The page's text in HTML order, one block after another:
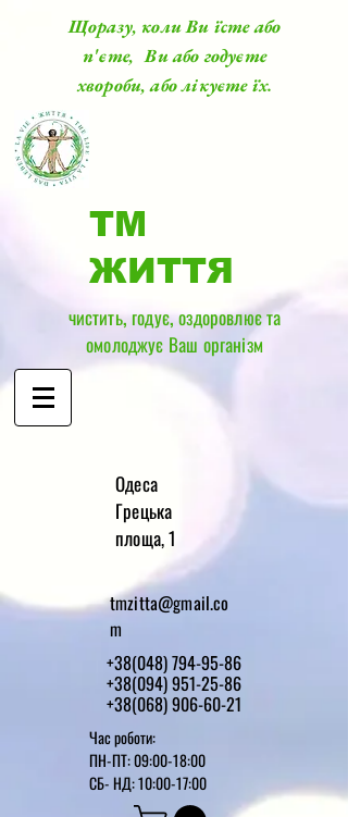
Щоразу, коли Ви їсте або
п'єте, Ви або годуєте
хвороби, або лікуєте їх.
ТМ
ЖИТТЯ
чистить, годує, оздоровлює та
омолоджує Ваш організм
​Одеса
Грецька
площа, 1
tmzitta@gmail.co
m
+38(048) 794-95-86
+38(094) 951-25-86
+38(068) 906-60-21
Час роботи:
ПН-ПТ: 09:00-18:00
СБ-НД: 10:00-17:00